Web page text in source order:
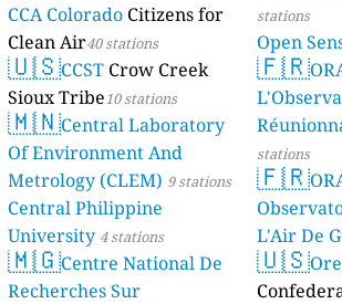
CCA Colorado Citizens for
Clean Air40 stations
🇺🇸CCST Crow Creek
Sioux Tribe10 stations
🇲🇳Central Laboratory
Of Environment And
Metrology (CLEM) 9 stations
Central Philippine
University 4 stations
🇲🇬Centre National De
Recherches Sur
stations
Open
🇫🇷
stations
🇫🇷
L'Air De
🇺🇸